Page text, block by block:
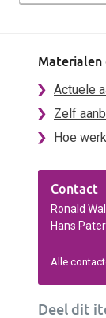
Materialen
Actuele
Zelf
Hoe
Contact
Ronald
Hans
Alle
Deel dit